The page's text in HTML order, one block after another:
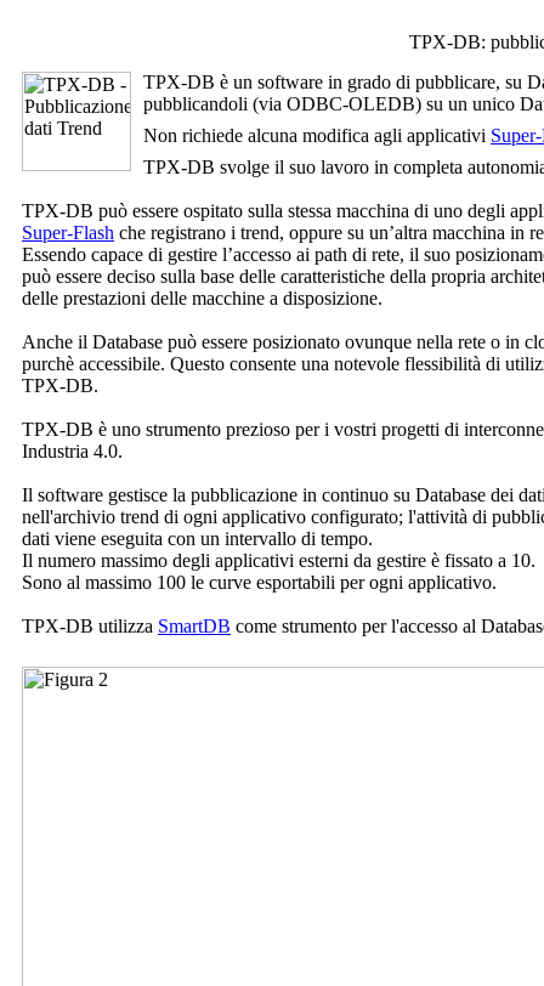
TPX-DB:
TPX-DB è un software in grado di pubblicare, su
pubblicandoli (via ODBC-OLEDB) su un unico
Non richiede alcuna modifica agli applicativi
TPX-DB svolge il suo lavoro in completa
TPX-DB può essere ospitato sulla stessa macchina di uno degli
Super-Flash che registrano i trend, oppure su un’altra macchina in
Essendo capace di gestire l’accesso ai path di rete, il suo
può essere deciso sulla base delle caratteristiche della propria
delle prestazioni delle macchine a disposizione.
Anche il Database può essere posizionato ovunque nella rete o in
purchè accessibile. Questo consente una notevole flessibilità di
TPX-DB.
TPX-DB è uno strumento prezioso per i vostri progetti di
Industria 4.0.
Il software gestisce la pubblicazione in continuo su Database dei
nell'archivio trend di ogni applicativo configurato; l'attività di
dati viene eseguita con un intervallo di tempo.
Il numero massimo degli applicativi esterni da gestire è fissato a 10.
Sono al massimo 100 le curve esportabili per ogni applicativo.
TPX-DB utilizza SmartDB come strumento per l'accesso al